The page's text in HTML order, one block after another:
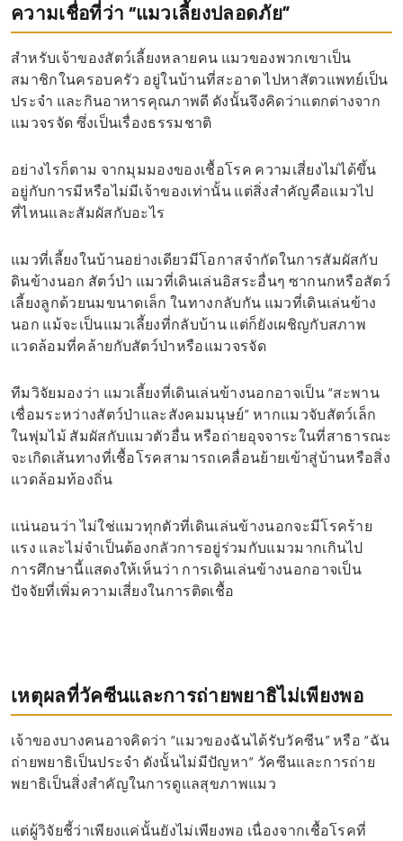
ความเชื่อที่ว่า “แมวเลี้ยงปลอดภัย”
สำหรับเจ้าของสัตว์เลี้ยงหลายคน แมวของพวกเขาเป็น
สมาชิกในครอบครัว อยู่ในบ้านที่สะอาด ไปหาสัตวแพทย์เป็น
ประจำ และกินอาหารคุณภาพดี ดังนั้นจึงคิดว่าแตกต่างจาก
แมวจรจัด ซึ่งเป็นเรื่องธรรมชาติ
อย่างไรก็ตาม จากมุมมองของเชื้อโรค ความเสี่ยงไม่ได้ขึ้น
อยู่กับการมีหรือไม่มีเจ้าของเท่านั้น แต่สิ่งสำคัญคือแมวไป
ที่ไหนและสัมผัสกับอะไร
แมวที่เลี้ยงในบ้านอย่างเดียวมีโอกาสจำกัดในการสัมผัสกับ
ดินข้างนอก สัตว์ป่า แมวที่เดินเล่นอิสระอื่นๆ ซากนกหรือสัตว์
เลี้ยงลูกด้วยนมขนาดเล็ก ในทางกลับกัน แมวที่เดินเล่นข้าง
นอก แม้จะเป็นแมวเลี้ยงที่กลับบ้าน แต่ก็ยังเผชิญกับสภาพ
แวดล้อมที่คล้ายกับสัตว์ป่าหรือแมวจรจัด
ทีมวิจัยมองว่า แมวเลี้ยงที่เดินเล่นข้างนอกอาจเป็น “สะพาน
เชื่อมระหว่างสัตว์ป่าและสังคมมนุษย์” หากแมวจับสัตว์เล็ก
ในพุ่มไม้ สัมผัสกับแมวตัวอื่น หรือถ่ายอุจจาระในที่สาธารณะ
จะเกิดเส้นทางที่เชื้อโรคสามารถเคลื่อนย้ายเข้าสู่บ้านหรือสิ่ง
แวดล้อมท้องถิ่น
แน่นอนว่า ไม่ใช่แมวทุกตัวที่เดินเล่นข้างนอกจะมีโรคร้าย
แรง และไม่จำเป็นต้องกลัวการอยู่ร่วมกับแมวมากเกินไป
การศึกษานี้แสดงให้เห็นว่า การเดินเล่นข้างนอกอาจเป็น
ปัจจัยที่เพิ่มความเสี่ยงในการติดเชื้อ
เหตุผลที่วัคซีนและการถ่ายพยาธิไม่เพียงพอ
เจ้าของบางคนอาจคิดว่า “แมวของฉันได้รับวัคซีน” หรือ “ฉัน
ถ่ายพยาธิเป็นประจำ ดังนั้นไม่มีปัญหา” วัคซีนและการถ่าย
พยาธิเป็นสิ่งสำคัญในการดูแลสุขภาพแมว
แต่ผู้วิจัยชี้ว่าเพียงแค่นั้นยังไม่เพียงพอ เนื่องจากเชื้อโรคที่